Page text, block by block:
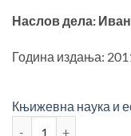
Наслов дела:
Година издања:
Књижевна наука и